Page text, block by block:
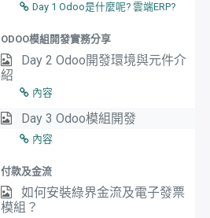
Day 1 Odoo是什麼呢? 雲端ERP?
ODOO模組開發實務分享
Day 2 Odoo開發環境與元件介
紹
內容
Day 3 Odoo模組開發
內容
付款及金流
如何安裝綠界金流及電子發票
模組？